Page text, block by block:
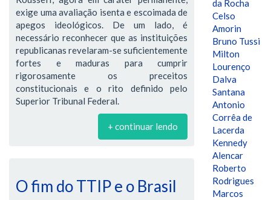
exige uma avaliação isenta e escoimada de
apegos ideológicos. De um lado, é
necessário reconhecer que as instituições
republicanas revelaram-se suficientemente
fortes e maduras para cumprir
rigorosamente os preceitos
constitucionais e o rito definido pelo
Superior Tribunal Federal.
+ continuar lendo
O fim do TTIP e o Brasil
da Rocha
Celso
Amorin
Bruno Tussi
Milton
Lourenço
Dalva
Santana
Antonio
Corrêa de
Lacerda
Kennedy
Alencar
Roberto
Rodrigues
Marcos